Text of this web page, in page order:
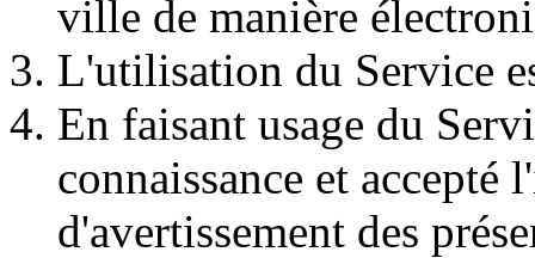
ville de manière
L'utilisation du Service
En faisant usage du
connaissance et accepté
d'avertissement des